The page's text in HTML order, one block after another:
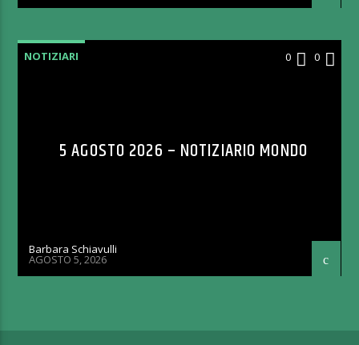
NOTIZIARI 0 0
5 AGOSTO 2026 – NOTIZIARIO MONDO
Barbara Schiavulli
AGOSTO 5, 2026